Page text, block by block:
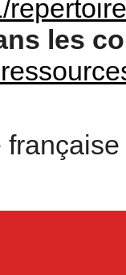
les
française